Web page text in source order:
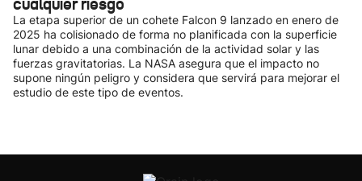
La etapa superior de un cohete Falcon 9 lanzado en enero de
2025 ha colisionado de forma no planificada con la superficie
lunar debido a una combinación de la actividad solar y las
fuerzas gravitatorias. La NASA asegura que el impacto no
supone ningún peligro y considera que servirá para mejorar el
estudio de este tipo de eventos.